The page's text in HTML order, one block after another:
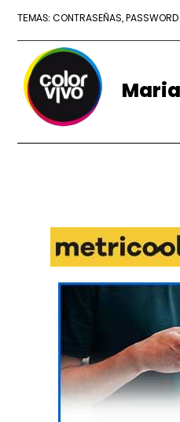
TEMAS:CONTRASEÑAS ,PASSWORD